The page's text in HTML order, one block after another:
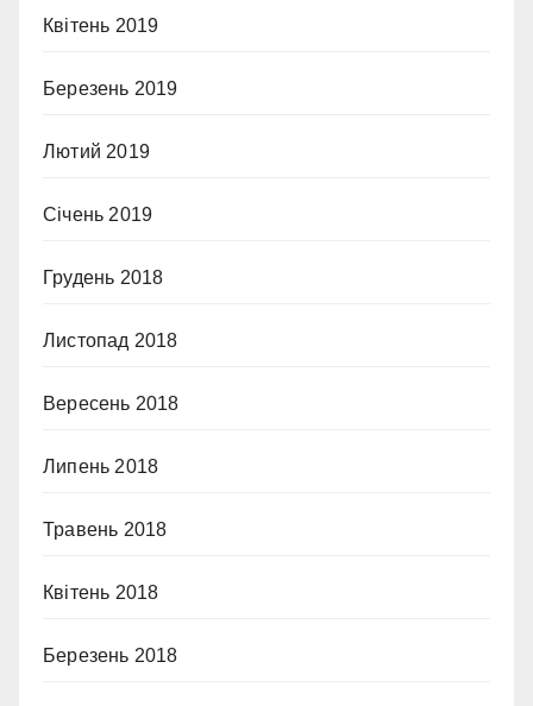
Квітень 2019
Березень 2019
Лютий 2019
Січень 2019
Грудень 2018
Листопад 2018
Вересень 2018
Липень 2018
Травень 2018
Квітень 2018
Березень 2018